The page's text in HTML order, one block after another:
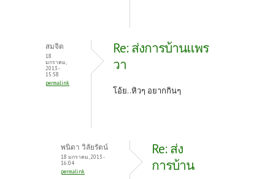
สมจิต
18
มกราคม,
2013 -
15:58
permalink
Re: ส่งการบ้านแพร
วา
โอ้ย..หิวๆ อยากกินๆ
พนิดา วิลัยรัตน์
18 มกราคม, 2013 -
16:04
permalink
Re: ส่ง
การบ้าน